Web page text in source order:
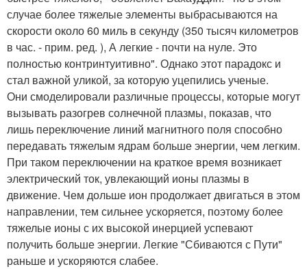
случае более тяжелые элементы выбрасываются на
скорости около 60 миль в секунду (350 тысяч километров
в час. - прим. ред. ), А легкие - почти на нуле. Это
полностью контринтуитивно". Однако этот парадокс и
стал важной уликой, за которую уцепились ученые.
Они смоделировали различные процессы, которые могут
вызывать разогрев солнечной плазмы, показав, что
лишь переключение линий магнитного поля способно
передавать тяжелым ядрам больше энергии, чем легким.
При таком переключении на краткое время возникает
электрический ток, увлекающий ионы плазмы в
движение. Чем дольше ион продолжает двигаться в этом
направлении, тем сильнее ускоряется, поэтому более
тяжелые ионы с их высокой инерцией успевают
получить больше энергии. Легкие "Сбиваются с Пути"
раньше и ускоряются слабее.